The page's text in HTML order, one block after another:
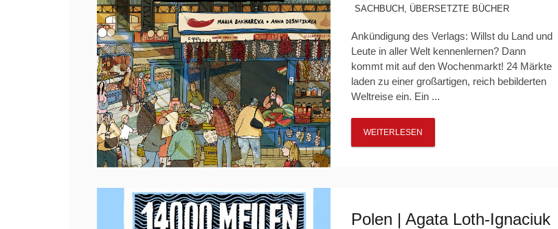
SACHBUCH , ÜBERSETZTE BÜCHER
Ankündigung des Verlags: Willst du Land und
Leute in aller Welt kennenlernen? Dann
kommt mit auf den Wochenmarkt! 24 Märkte
laden zu einer großartigen, reich bebilderten
Weltreise ein. Ein ...
WEITERLESEN
Polen | Agata Loth-Ignaciuk